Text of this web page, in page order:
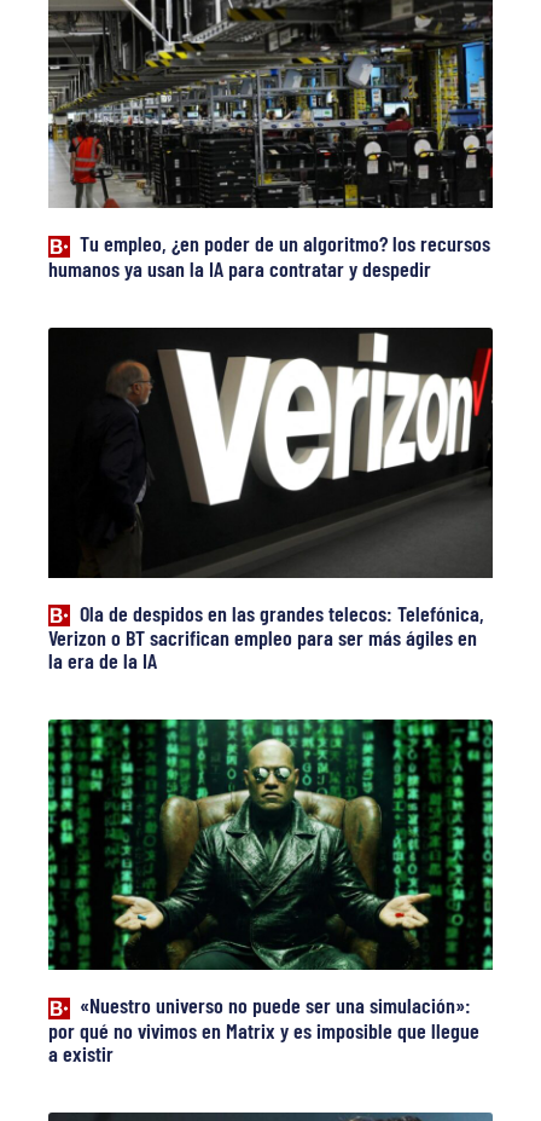
Tu empleo, ¿en poder de un algoritmo? los recursos
humanos ya usan la IA para contratar y despedir
Ola de despidos en las grandes telecos: Telefónica,
Verizon o BT sacrifican empleo para ser más ágiles en
la era de la IA
«Nuestro universo no puede ser una simulación»:
por qué no vivimos en Matrix y es imposible que llegue
a existir